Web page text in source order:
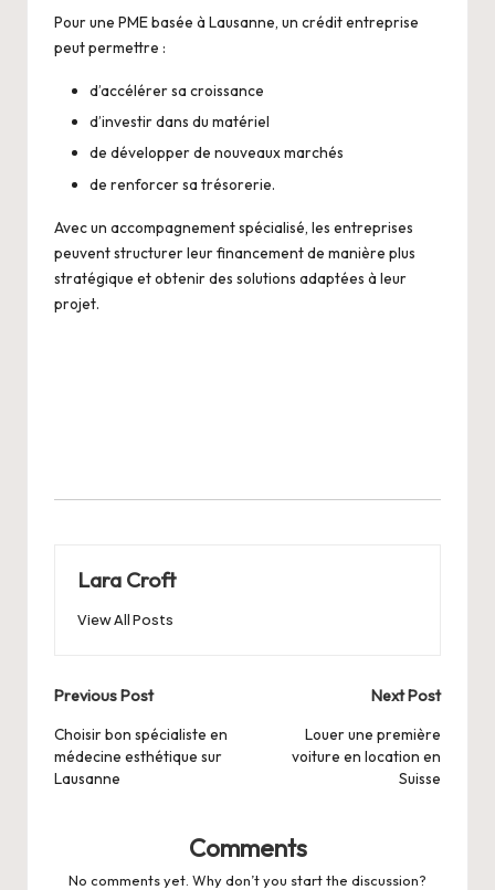
Pour une PME basée à Lausanne, un crédit entreprise
peut permettre :
d’accélérer sa croissance
d’investir dans du matériel
de développer de nouveaux marchés
de renforcer sa trésorerie.
Avec un accompagnement spécialisé, les entreprises
peuvent structurer leur financement de manière plus
stratégique et obtenir des solutions adaptées à leur
projet.
Lara Croft
View All Posts
Post
navigation
Previous Post
Choisir bon spécialiste en
médecine esthétique sur
Lausanne
Next Post
Louer une première
voiture en location en
Suisse
Comments
No comments yet. Why don’t you start the discussion?